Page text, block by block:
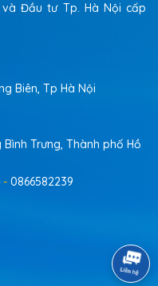
và Đầu tư Tp. Hà Nội cấp
Biên, Tp Hà Nội
Trưng, Thành phố Hồ
- 0866582239